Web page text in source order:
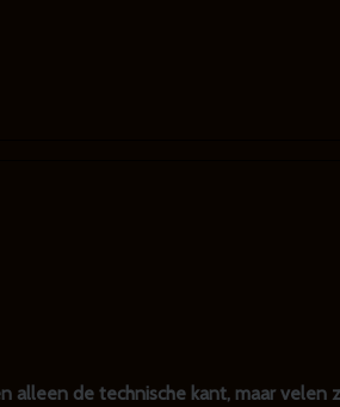
de technische kant, maar velen